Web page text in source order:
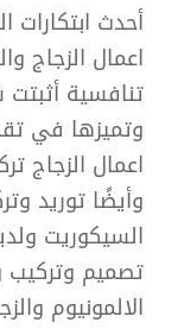
أحدث ابتكارات
اعمال الزجاج
وتميزها في
اعمال الزجاج
وأيضًا توريد
السيكوريت
تصميم
الالمونيوم